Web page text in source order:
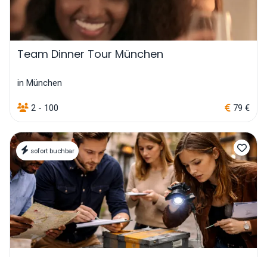
Team Dinner Tour München
in München
2 - 100 79 €
sofort buchbar